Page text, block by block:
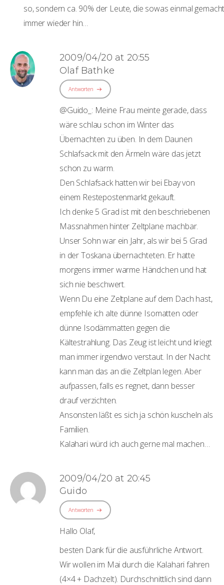
so, sondern ca. 90% der Leute, die sowas einmal
immer wieder hin…
2009/04/20 at 20:55
Olaf Bathke
Antworten
@Guido_: Meine Frau meinte gerade, dass
wäre schlau schon im Winter das
Übernachten zu üben. In dem Daunen
Schlafsack mit den Ärmeln wäre das jetzt
schon zu warm.
Den Schlafsack hatten wir bei Ebay von
einem Restepostenmarkt gekauft.
Ich denke 5 Grad ist mit den beschriebenen
Massnahmen hinter Zeltplane machbar.
Unser Sohn war ein Jahr, als wir bei 5 Grad
in der Toskana übernachteten. Er hatte
morgens immer warme Händchen und hat
sich nie beschwert.
Wenn Du eine Zeltplane auf dem Dach hast,
empfehle ich alte dünne Isomatten oder
dünne Isodämmatten gegen die
Kältestrahlung. Das Zeug ist leicht und kriegt
man immer irgendwo verstaut. In der Nacht
kann man das an die Zeltplan legen. Aber
aufpassen, falls es regnet, dann besser
drauf verzichten.
Ansonsten läßt es sich ja schön kuscheln als
Familien.
Kalahari würd ich auch gerne mal machen…
2009/04/20 at 20:45
Guido
Antworten
Hallo Olaf,
besten Dank für die ausführliche Antwort.
Wir wollen im Mai durch die Kalahari fahren
(4×4 + Dachzelt). Durchschnittlich sind dann